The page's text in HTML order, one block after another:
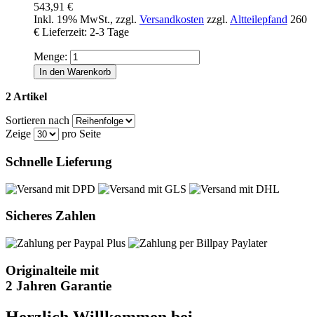
543,91 €
Inkl. 19% MwSt., zzgl. Versandkosten zzgl. Altteilepfand 260
€ Lieferzeit: 2-3 Tage
Menge:
In den Warenkorb
2 Artikel
Sortieren nach
Zeige
pro Seite
Schnelle Lieferung
Sicheres Zahlen
Originalteile mit
2 Jahren Garantie